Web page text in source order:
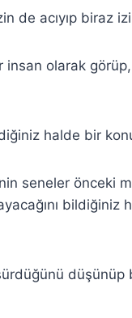
de acıyıp biraz
olarak
halde bir
seneler önceki
düşünüp